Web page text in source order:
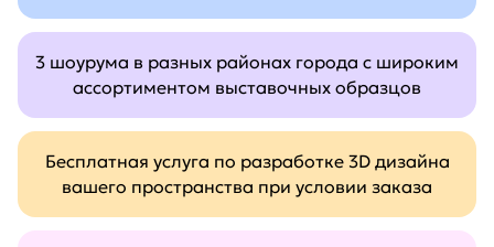
3 шоурума в разных районах города с широким
ассортиментом выставочных образцов
Бесплатная услуга по разработке 3D дизайна
вашего пространства при условии заказа